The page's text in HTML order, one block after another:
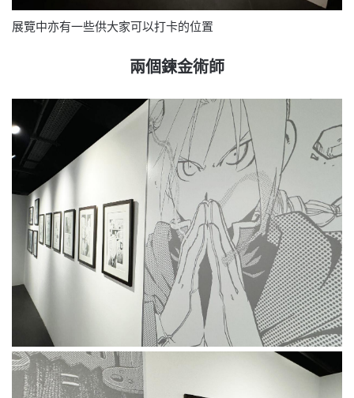
展覽中亦有一些供大家可以打卡的位置
兩個鍊金術師